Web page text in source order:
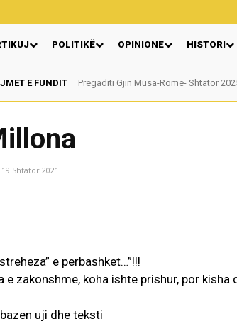
POLITIKË OPINIONE HISTORI
E FUNDIT Pregaditi Gjin Musa-Rome- Shtator 2025
Nga: Ndue Dedaj
19 Shtator 2021
e perbashket…”!!!
zakonshme, koha ishte prishur, por kisha